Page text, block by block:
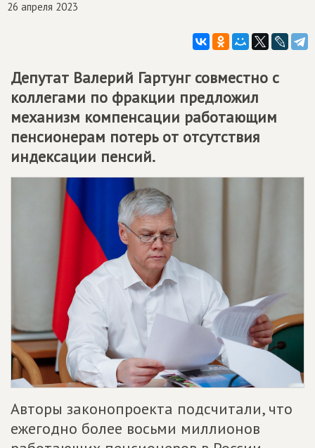
26 апреля 2023
Депутат Валерий Гартунг совместно с
коллегами по фракции предложил
механизм компенсации работающим
пенсионерам потерь от отсутствия
индексации пенсий.
Авторы законопроекта подсчитали, что
ежегодно более восьми миллионов